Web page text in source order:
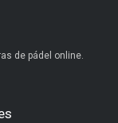
de pádel online.